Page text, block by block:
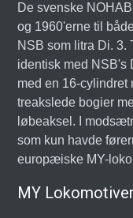
De svenske
og 1960'erne til
NSB som litra Di. 3.
identisk med NSB's
med en 16-cylindret
treakslede bogier
løbeaksel. I
som kun havde
europæiske MY-
MY